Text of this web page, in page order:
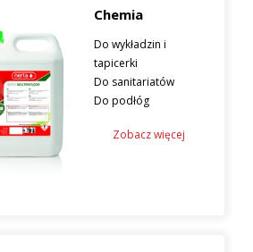
Chemia
Do wykładzin i
tapicerki
Do sanitariatów
Do podłóg
Zobacz więcej